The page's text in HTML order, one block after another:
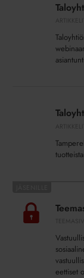
Vastuullisuus
eettiset